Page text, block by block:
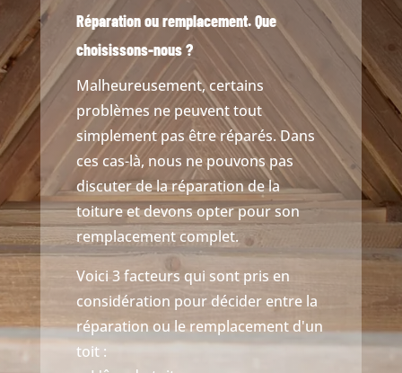
Réparation ou remplacement. Que
choisissons-nous ?
Malheureusement, certains
problèmes ne peuvent tout
simplement pas être réparés. Dans
ces cas-là, nous ne pouvons pas
discuter de la réparation de la
toiture et devons opter pour son
remplacement complet.
Voici 3 facteurs qui sont pris en
considération pour décider entre la
réparation ou le remplacement d'un
toit :